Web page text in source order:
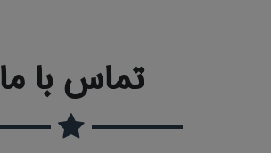
تماس با ما